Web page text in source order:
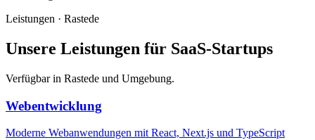
Leistungen · Rastede
Unsere Leistungen für SaaS-Startups
Verfügbar in Rastede und Umgebung.
Webentwicklung
Moderne Webanwendungen mit React, Next.js und TypeScript